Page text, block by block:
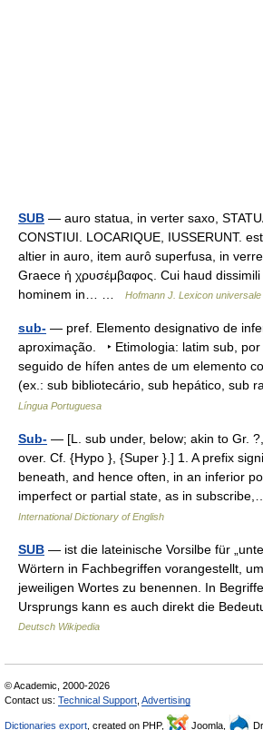
SUB — auro statua, in verter saxo,
CONSTIUI. LOCARIQUE, IUSSERUNT.
altier in auro, item aurô superfusa, in
Graece ἡ χρυσέμβαφος. Cui haud
hominem in… …
Hofmann J. Lexicon universale
sub- — pref. Elemento designativo de
aproximação. ‣ Etimologia: latim sub,
seguido de hífen antes de um elemento
(ex.: sub bibliotecário, sub hepático, sub
Língua Portuguesa
Sub- — [L. sub under, below; akin to Gr.
over. Cf. {Hypo }, {Super }.] 1. A prefix
beneath, and hence often, in an inferior
imperfect or partial state, as in
International Dictionary of English
SUB — ist die lateinische Vorsilbe für
Wörtern in Fachbegriffen vorangestellt,
jeweiligen Wortes zu benennen. In
Ursprungs kann es auch direkt die
Deutsch Wikipedia
© Academic, 2000-2026
Contact us: Technical Support Advertising
Dictionaries export , created on PHP, Joomla,